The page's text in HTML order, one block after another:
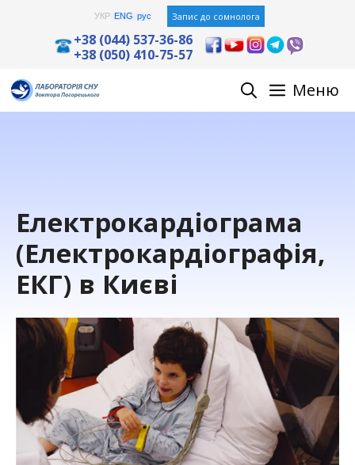
УКР ENG рус Запис до сомнолога
+38 (044) 537-36-86
+38 (050) 410-75-57
Меню
Електрокардіограма
(Електрокардіографія,
ЕКГ) в Києві